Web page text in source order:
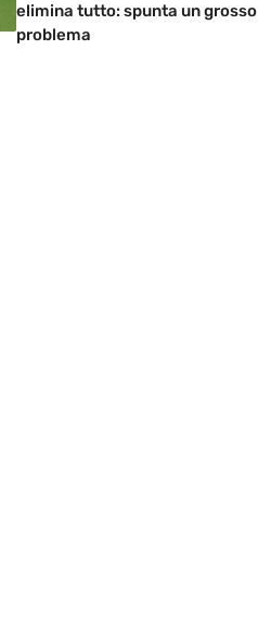
elimina tutto: spunta un grosso
problema